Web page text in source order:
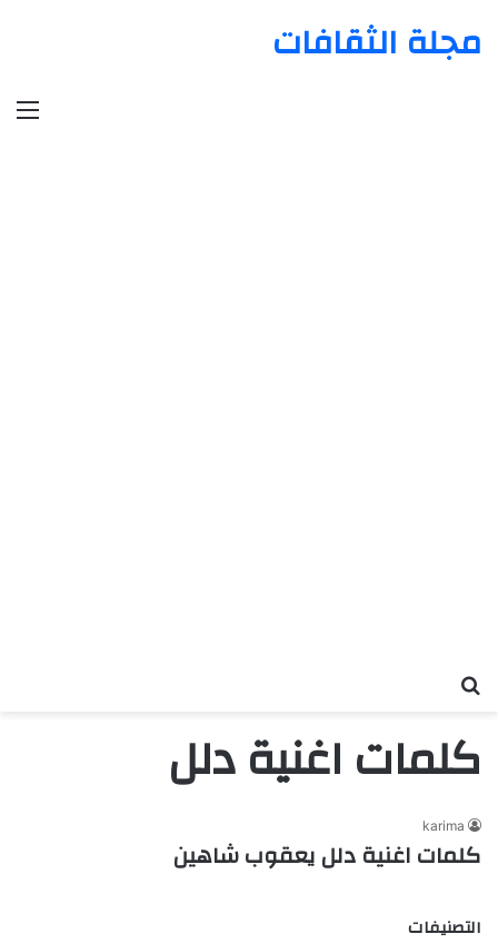
مجلة الثقافات
كلمات اغنية دلل
karima
كلمات اغنية دلل يعقوب شاهين
التصنيفات